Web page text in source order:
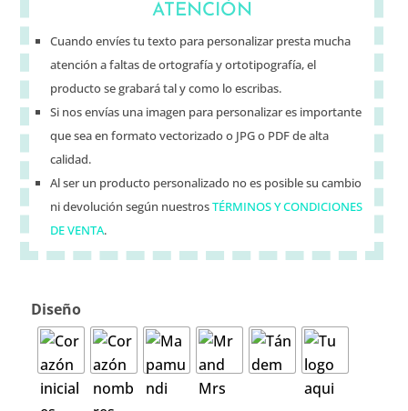
ATENCIÓN
Cuando envíes tu texto para personalizar presta mucha
atención a faltas de ortografía y ortotipografía, el
producto se grabará tal y como lo escribas.
Si nos envías una imagen para personalizar es importante
que sea en formato vectorizado o JPG o PDF de alta
calidad.
Al ser un producto personalizado no es posible su cambio
ni devolución según nuestrosTÉRMINOS Y CONDICIONES
DE VENTA.
Diseño